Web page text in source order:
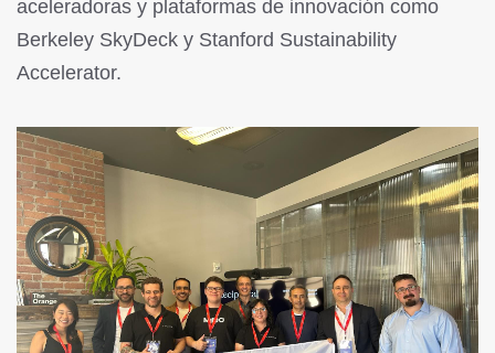
aceleradoras y plataformas de innovación como
Berkeley SkyDeck y Stanford Sustainability
Accelerator.